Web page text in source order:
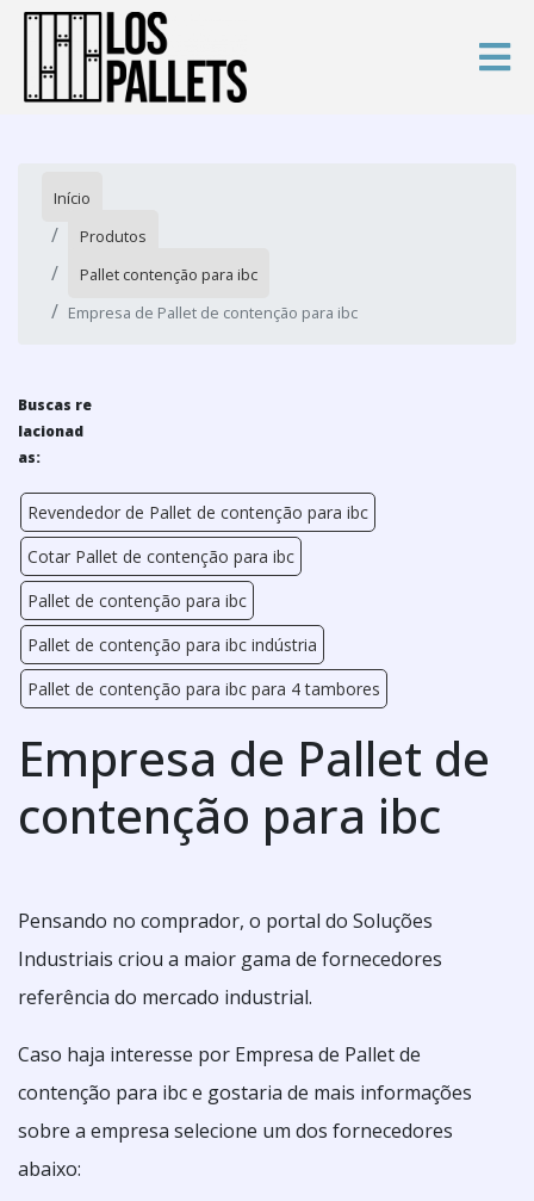
Início
Produtos
Pallet contenção para ibc
Empresa de Pallet de contenção para ibc
Buscas re
lacionad
as:
Revendedor de Pallet de contenção para ibc
Cotar Pallet de contenção para ibc
Pallet de contenção para ibc
Pallet de contenção para ibc indústria
Pallet de contenção para ibc para 4 tambores
Empresa de Pallet de
contenção para ibc
Pensando no comprador, o portal do Soluções
Industriais criou a maior gama de fornecedores
referência do mercado industrial.
Caso haja interesse por Empresa de Pallet de
contenção para ibc e gostaria de mais informações
sobre a empresa selecione um dos fornecedores
abaixo: